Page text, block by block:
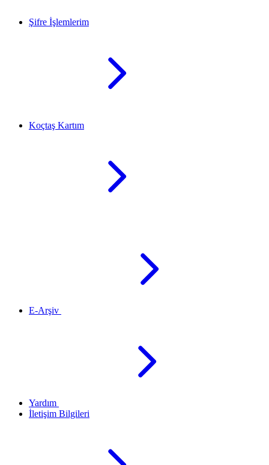
Şifre İşlemlerim
Koçtaş Kartım
E-Arşiv
Yardım
İletişim Bilgileri